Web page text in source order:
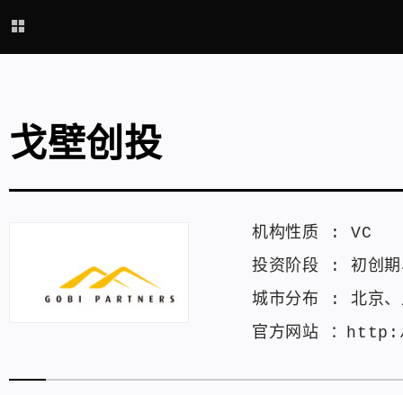
戈壁创投
机构性质 : VC
投资阶段 : 初创期
城市分布 : 北京、
官方网站 ：